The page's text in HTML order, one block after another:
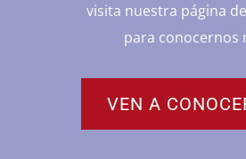
visita nuestra página
para conocernos
VEN A